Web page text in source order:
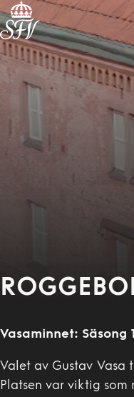
Vasaminnet: Säsong 1
Valet av Gustav Vasa
Platsen var viktig